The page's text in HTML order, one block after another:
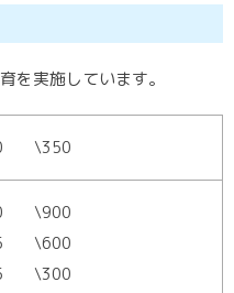
を実施しています。
\350
\900
\600
\300